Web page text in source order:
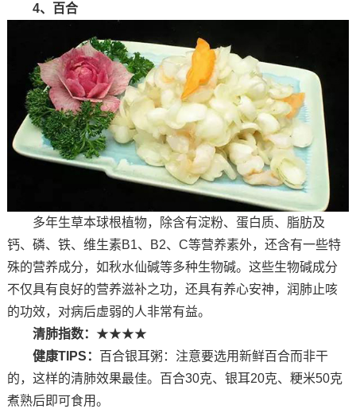
4、百合
多年生草本球根植物，除含有淀粉、蛋白质、脂肪及
钙、磷、铁、维生素B1、B2、C等营养素外，还含有一些特
殊的营养成分，如秋水仙碱等多种生物碱。这些生物碱成分
不仅具有良好的营养滋补之功，还具有养心安神，润肺止咳
的功效，对病后虚弱的人非常有益。
清肺指数： ★★★★
健康TIPS： 百合银耳粥：注意要选用新鲜百合而非干
的，这样的清肺效果最佳。百合30克、银耳20克、粳米50克
煮熟后即可食用。